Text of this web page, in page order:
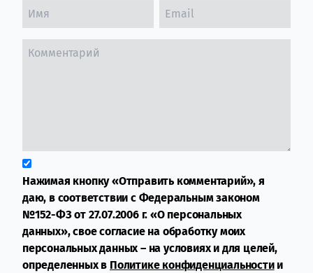
Нажимая кнопку «Отправить комментарий», я
даю, в соответствии с Федеральным законом
№152-ФЗ от 27.07.2006 г. «О персональных
данных», свое согласие на обработку моих
персональных данных – на условиях и для целей,
определенных в Политике конфиденциальностии